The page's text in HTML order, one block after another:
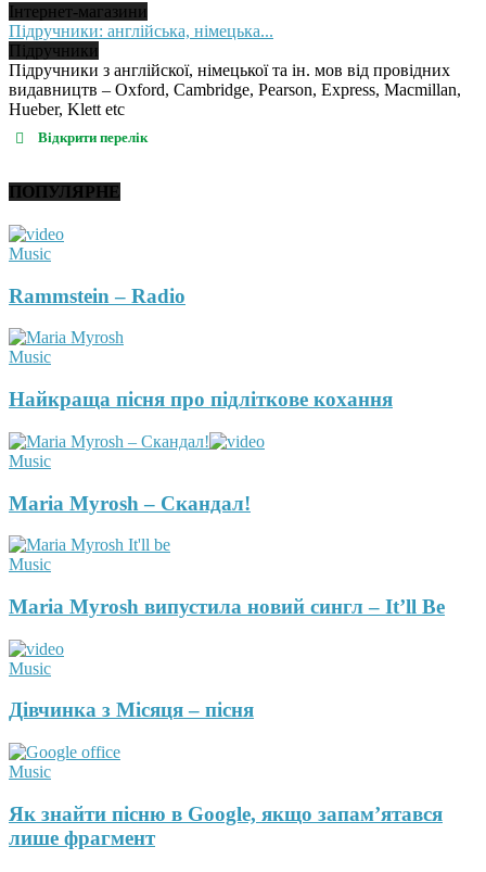
Інтернет-магазини
Підручники: англійська, німецька...
Підручники
Підручники з англійскої, німецької та ін. мов від провідних
видавництв – Oxford, Cambridge, Pearson, Express, Macmillan,
Hueber, Klett etc
Відкрити перелік
ПОПУЛЯРНЕ
Music
Rammstein – Radio
Music
Найкраща пісня про підліткове кохання
Music
Maria Myrosh – Скандал!
Music
Maria Myrosh випустила новий сингл – It’ll Be
Music
Дівчинка з Місяця – пісня
Music
Як знайти пісню в Google, якщо запам’ятався
лише фрагмент